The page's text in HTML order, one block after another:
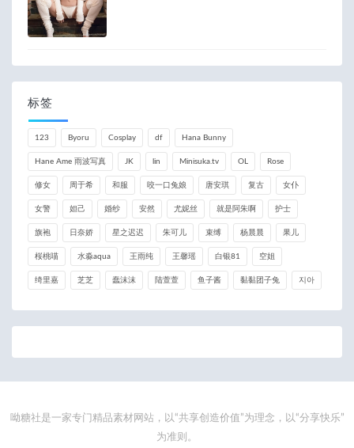
标签
123 Byoru Cosplay df Hana Bunny
Hane Ame 雨波写真 JK lin Minisuka.tv OL Rose
修女 周于希 和服 咬一口兔娘 唐安琪 复古 女仆
女警 妲己 婚纱 安然 尤妮丝 就是阿朱啊 护士
旗袍 日奈娇 星之迟迟 朱可儿 束缚 杨晨晨 果儿
桜桃喵 水淼aqua 王雨纯 王馨瑶 白银81 空姐
绮里嘉 芝芝 蠢沫沫 陆萱萱 鱼子酱 黏黏团子兔 지아
呦糖社是一家专门精品素材网站，以“共享创造价值”为理念，以“分享快乐”
为准则。